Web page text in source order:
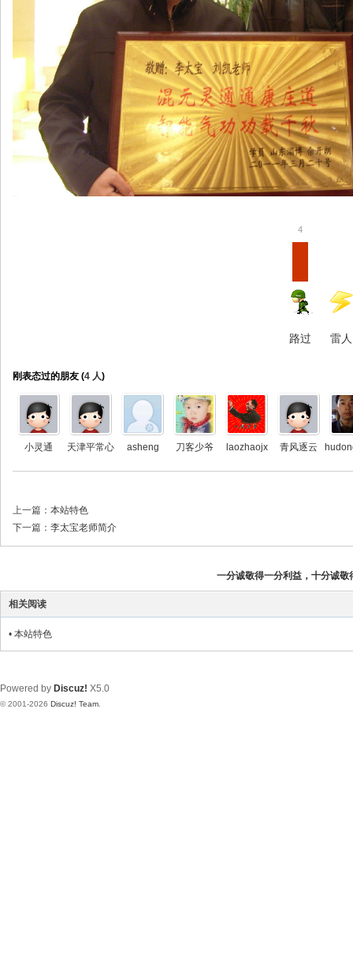
4
路过 雷人
刚表态过的朋友 (4 人)
小灵通 天津平常心 asheng 刀客少爷 laozhaojx 青风逐云
上一篇： 本站特色
下一篇： 李太宝老师简介
一分诚敬得一分利益，十分诚
相关阅读
• 本站特色
Powered by Discuz! X5.0
© 2001-2026 Discuz! Team